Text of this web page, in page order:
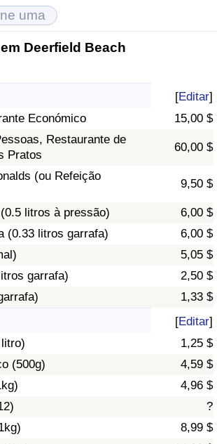
Deerfield Beach
[Editar]
Económico
15,00 $
Restaurante de
Pratos
60,00 $
(ou Refeição
9,50 $
litros à pressão)
6,00 $
(0.33 litros garrafa)
6,00 $
5,05 $
garrafa)
2,50 $
1,33 $
[Editar]
1,25 $
(500g)
4,59 $
4,96 $
?
8,99 $
de Vida
de Vida Por País
de Imóveis
de Imóveis por País
de Vida (Atual)
de vida por país
de Crime (Atual)
por país
(Atual)